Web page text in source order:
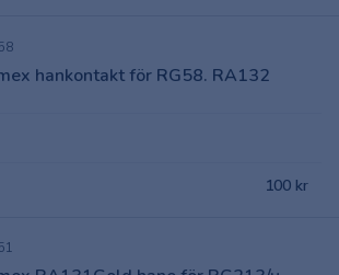
hankontakt för RG58. RA132
100 kr